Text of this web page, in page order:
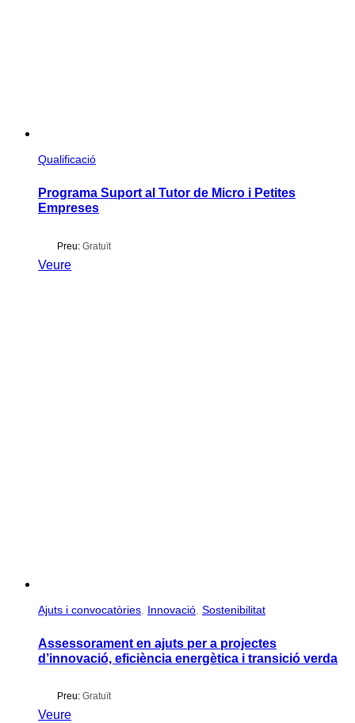
Qualificació
Programa Suport al Tutor de Micro i Petites
Empreses
Preu: Gratuït
Veure
Ajuts i convocatòries Innovació Sostenibilitat
Assessorament en ajuts per a projectes
d’innovació, eficiència energètica i transició verda
Preu: Gratuït
Veure